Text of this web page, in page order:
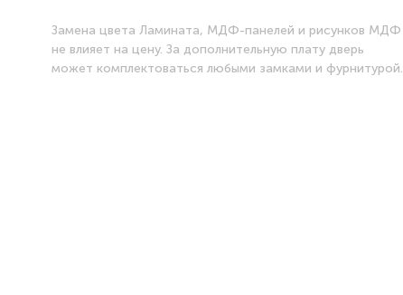
Замена цвета Ламината, МДФ-панелей и рисунков МДФ
не влияет на цену. За дополнительную плату дверь
может комплектоваться любыми замками и фурнитурой.